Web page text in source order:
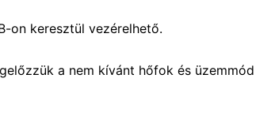
on keresztül vezérelhető.
a nem kívánt hőfok és üzemmód